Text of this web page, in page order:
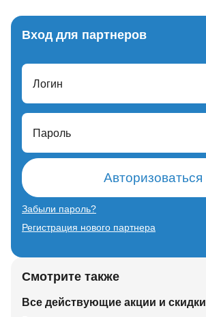
Вход для партнеров
Логин
Пароль
Авторизоваться
Забыли пароль?
Регистрация нового партнера
Смотрите также
Все действующие акции и скидки